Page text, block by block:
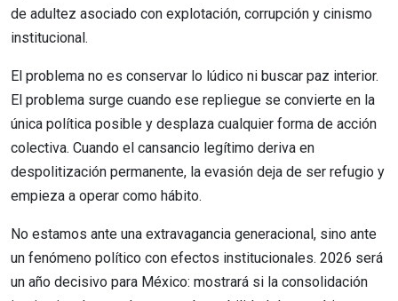
de adultez asociado con explotación, corrupción y cinismo
institucional.
El problema no es conservar lo lúdico ni buscar paz interior.
El problema surge cuando ese repliegue se convierte en la
única política posible y desplaza cualquier forma de acción
colectiva. Cuando el cansancio legítimo deriva en
despolitización permanente, la evasión deja de ser refugio y
empieza a operar como hábito.
No estamos ante una extravagancia generacional, sino ante
un fenómeno político con efectos institucionales. 2026 será
un año decisivo para México: mostrará si la consolidación